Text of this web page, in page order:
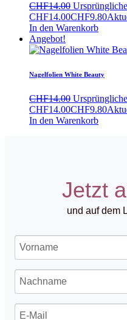
CHF14.00
CHF14.00CHF9.80
In den Warenkorb
Angebot!
Nagelfolien White Beauty
CHF14.00
CHF14.00CHF9.80
In den Warenkorb
Jetzt
und auf dem